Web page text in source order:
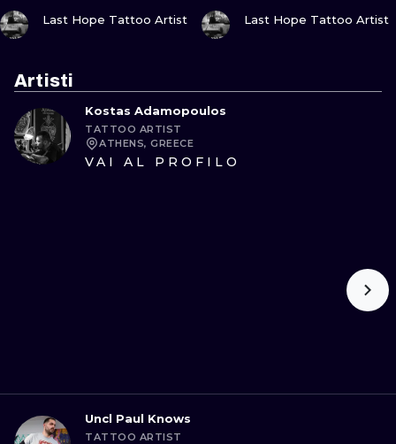
Last Hope Tattoo Artist Last Hope Tattoo Artist
Artisti
Kostas Adamopoulos
TATTOO ARTIST
ATHENS, GREECE
VAI AL PROFILO
Uncl Paul Knows
TATTOO ARTIST